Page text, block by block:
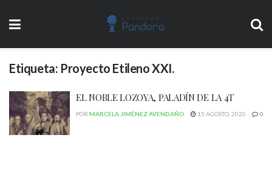
Etiqueta: Proyecto Etileno XXI.
EL NOBLE LOZOYA, PALADÍN DE LA 4T
POR MARCELA JIMÉNEZ AVENDAÑO 15 AGOSTO, 2020 0